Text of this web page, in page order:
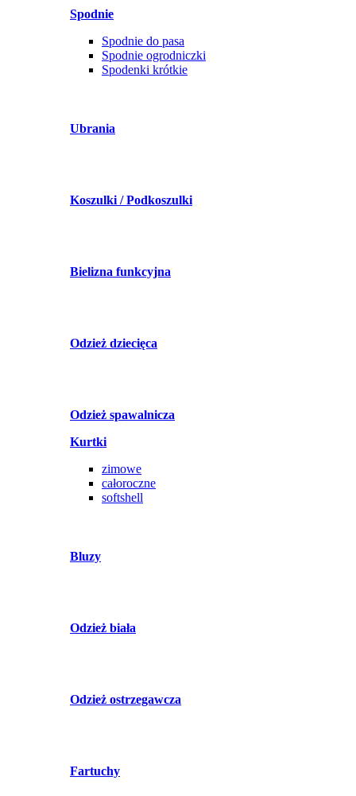
Spodnie
Spodnie do pasa
Spodnie ogrodniczki
Spodenki krótkie
Ubrania
Koszulki / Podkoszulki
Bielizna funkcyjna
Odzież dziecięca
Odzież spawalnicza
Kurtki
zimowe
całoroczne
softshell
Bluzy
Odzież biała
Odzież ostrzegawcza
Fartuchy